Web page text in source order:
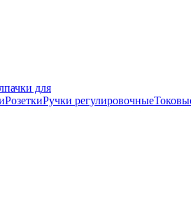
для
РозеткиРучки регулировочные